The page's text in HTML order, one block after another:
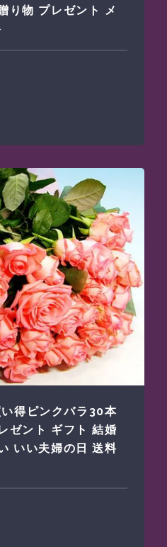
り物 プレゼント メ
い得ピンクバラ30本
ゼント ギフト 結婚
いい夫婦の日 送料